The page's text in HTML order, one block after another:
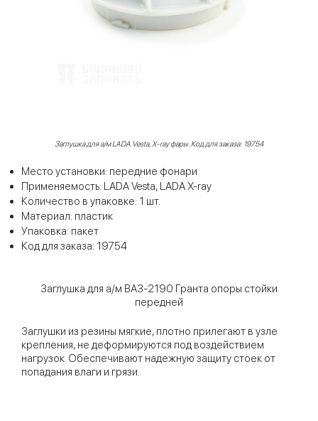
Заглушка для а/м LADA Vesta, X-ray фары. Код для заказа: 19754
Место установки: передние фонари
Применяемость: LADA Vesta, LADA X-ray
Количество в упаковке: 1 шт.
Материал: пластик
Упаковка: пакет
Код для заказа: 19754
Заглушка для а/м ВАЗ-2190 Гранта опоры стойки
передней
Заглушки из резины мягкие, плотно прилегают в узле
крепления, не деформируются под воздействием
нагрузок. Обеспечивают надежную защиту стоек от
попадания влаги и грязи.